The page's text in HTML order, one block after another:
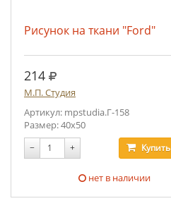
Рисунок на ткани "Ford"
214 руб.
М.П. Студия
Артикул: mpstudia.Г-158
Размер: 40x50
− + Купить
нет в наличии